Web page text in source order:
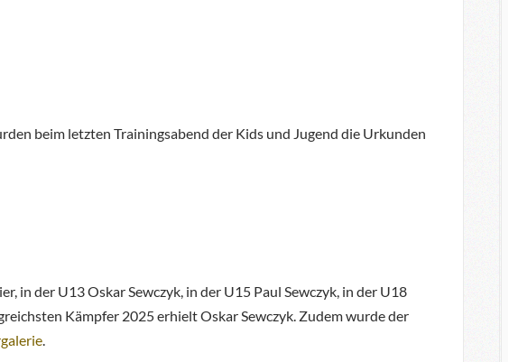
beim letzten Trainingsabend der Kids und Jugend die Urkunden
in der U13 Oskar Sewczyk, in der U15 Paul Sewczyk, in der U18
Kämpfer 2025 erhielt Oskar Sewczyk. Zudem wurde der
.